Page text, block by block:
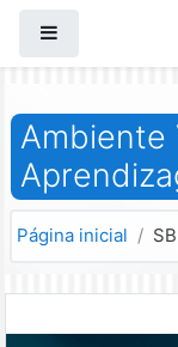
Ambiente
Página inicial